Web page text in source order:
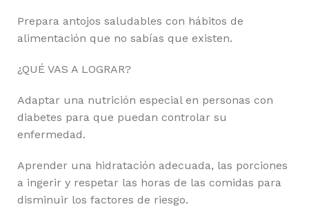
Prepara antojos saludables con hábitos de
alimentación que no sabías que existen.
¿QUÉ VAS A LOGRAR?
Adaptar una nutrición especial en personas con
diabetes para que puedan controlar su
enfermedad.
Aprender una hidratación adecuada, las porciones
a ingerir y respetar las horas de las comidas para
disminuir los factores de riesgo.